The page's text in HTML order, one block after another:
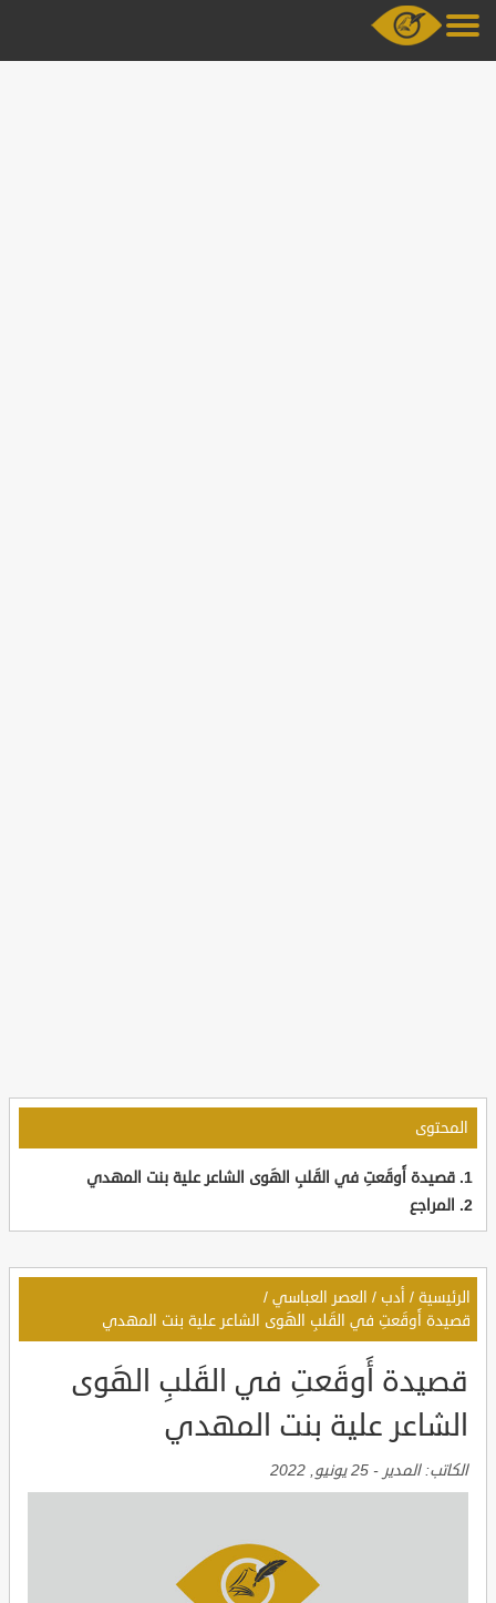
المحتوى
قصيدة أَوقَعتِ في القَلبِ الهَوى الشاعر علية بنت المهدي
المراجع
الرئيسية / أدب / العصر العباسي /
قصيدة أَوقَعتِ في القَلبِ الهَوى الشاعر علية بنت المهدي
قصيدة أَوقَعتِ في القَلبِ الهَوى
الشاعر علية بنت المهدي
الكاتب:المدير - 25 يونيو, 2022